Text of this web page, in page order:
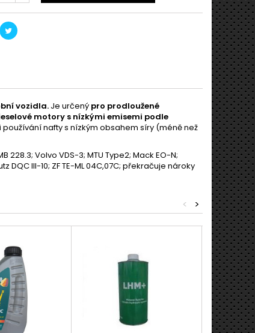
vozidla. Je určený pro prodloužené
motory s nízkými emisemi podle
nafty s nízkým obsahem síry (méně než
228.3; Volvo VDS-3; MTU Type2; Mack EO-N;
DQC III-10; ZF TE-ML 04C,07C; překračuje nároky
>
<